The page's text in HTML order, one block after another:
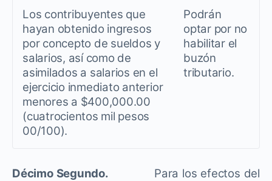
Los contribuyentes que
hayan obtenido ingresos
por concepto de sueldos y
salarios, así como de
asimilados a salarios en el
ejercicio inmediato anterior
menores a $400,000.00
(cuatrocientos mil pesos
00/100).
Podrán
optar por no
habilitar el
buzón
tributario.
Décimo Segundo. Para los efectos del